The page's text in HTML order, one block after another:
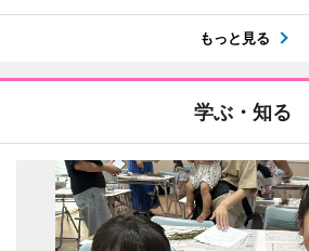
もっと見る
学ぶ・知る